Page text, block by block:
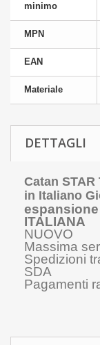
minimo
MPN
EAN
Materiale
DETTAGLI
Catan
in Italiano
ITALIANA
NUOVO
Massima
Spedizioni
SDA
Pagamenti